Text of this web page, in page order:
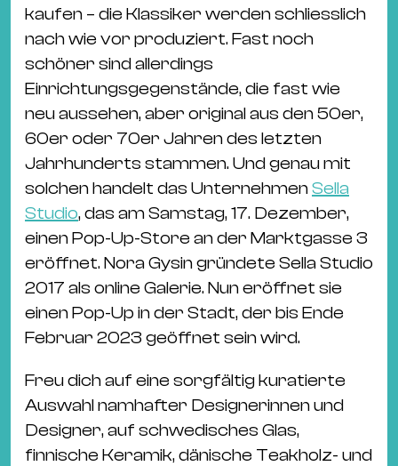
kaufen – die Klassiker werden schliesslich
nach wie vor produziert. Fast noch
schöner sind allerdings
Einrichtungsgegenstände, die fast wie
neu aussehen, aber original aus den 50er,
60er oder 70er Jahren des letzten
Jahrhunderts stammen. Und genau mit
solchen handelt das UnternehmenSella
Studio, das am Samstag, 17. Dezember,
einen Pop-Up-Store an der Marktgasse 3
eröffnet. Nora Gysin gründete Sella Studio
2017 als online Galerie. Nun eröffnet sie
einen Pop-Up in der Stadt, der bis Ende
Februar 2023 geöffnet sein wird.
Freu dich auf eine sorgfältig kuratierte
Auswahl namhafter Designerinnen und
Designer, auf schwedisches Glas,
finnische Keramik, dänische Teakholz- und